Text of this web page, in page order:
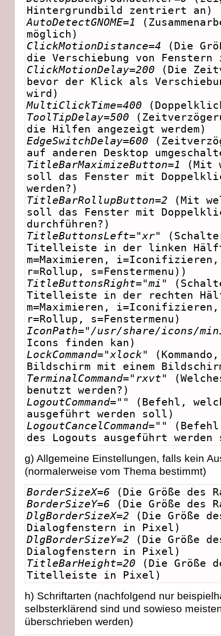
Hintergrundbild zentriert an)
AutoDetectGNOME=1
möglich)
ClickMotionDistance=4 (Die
die Verschiebung von
ClickMotionDelay=200 (Die
bevor der Klick als
wird)
MultiClickTime=400
ToolTipDelay=500
die Hilfen angezeigt werdem)
EdgeSwitchDelay=600
auf anderen Desktop
TitleBarMaximizeButton=1
(Mit
soll das Fenster mit
werden?)
TitleBarRollupButton=2 (Mit
soll das Fenster mit
durchführen?)
TitleButtonsLeft="xr"
Titelleiste in der linken
m=Maximieren, i=Iconifizieren,
r=Rollup, s=Fenstermenu))
TitleButtonsRight="mi"
Titelleiste in der rechten
m=Maximieren, i=Iconifizieren,
r=Rollup, s=Fenstermenu)
IconPath="/usr/share/icons/
Icons finden kan)
LockCommand="xlock"
Bildschirm mit einem
TerminalCommand="rxvt"
benutzt werden?)
LogoutCommand=""
(Befehl,
ausgeführt werden soll)
LogoutCancelCommand=""
des Logouts ausgeführt
g) Allgemeine Einstellungen, falls kein
(normalerweise vom Thema bestimmt)
BorderSizeX=6 (Die Größe des
BorderSizeY=6 (Die Größe des
DlgBorderSizeX=2 (Die Größe
Dialogfenstern in Pixel)
DlgBorderSizeY=2 (Die Größe
Dialogfenstern in Pixel)
TitleBarHeight=20 (Die Größe
Titelleiste in Pixel)
h) Schriftarten (nachfolgend nur
selbsterklärend sind und sowieso
überschrieben werden)